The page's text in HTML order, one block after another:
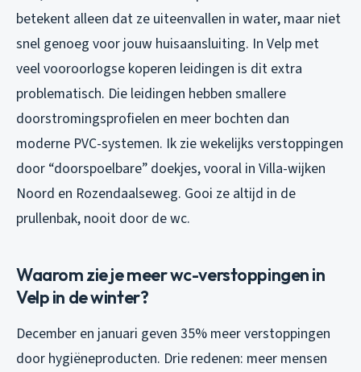
betekent alleen dat ze uiteenvallen in water, maar niet
snel genoeg voor jouw huisaansluiting. In Velp met
veel vooroorlogse koperen leidingen is dit extra
problematisch. Die leidingen hebben smallere
doorstromingsprofielen en meer bochten dan
moderne PVC-systemen. Ik zie wekelijks verstoppingen
door “doorspoelbare” doekjes, vooral in Villa-wijken
Noord en Rozendaalseweg. Gooi ze altijd in de
prullenbak, nooit door de wc.
Waarom zie je meer wc-verstoppingen in
Velp in de winter?
December en januari geven 35% meer verstoppingen
door hygiëneproducten. Drie redenen: meer mensen